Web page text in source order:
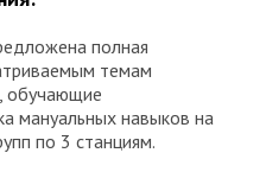
полная
темам
обучающие
мануальных навыков на
по 3 станциям.